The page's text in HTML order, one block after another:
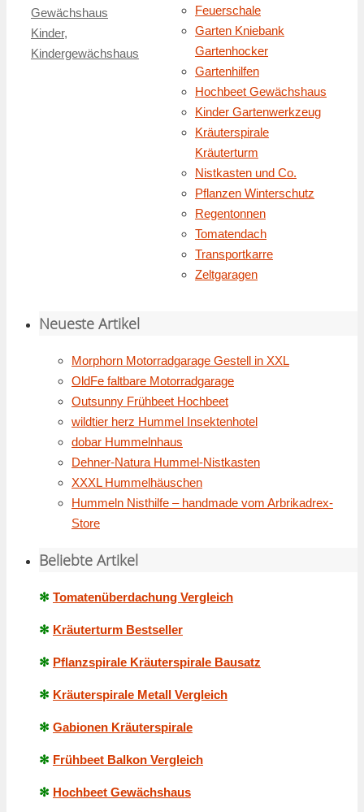
Gewächshaus
Kinder,
Kindergewächshaus
Feuerschale
Garten Kniebank
Gartenhocker
Gartenhilfen
Hochbeet Gewächshaus
Kinder Gartenwerkzeug
Kräuterspirale
Kräuterturm
Nistkasten und Co.
Pflanzen Winterschutz
Regentonnen
Tomatendach
Transportkarre
Zeltgaragen
Neueste Artikel
Morphorn Motorradgarage Gestell in XXL
OldFe faltbare Motorradgarage
Outsunny Frühbeet Hochbeet
wildtier herz Hummel Insektenhotel
dobar Hummelnhaus
Dehner-Natura Hummel-Nistkasten
XXXL Hummelhäuschen
Hummeln Nisthilfe – handmade vom Arbrikadrex-
Store
Beliebte Artikel
✻ Tomatenüberdachung Vergleich
✻ Kräuterturm Bestseller
✻ Pflanzspirale Kräuterspirale Bausatz
✻ Kräuterspirale Metall Vergleich
✻ Gabionen Kräuterspirale
✻ Frühbeet Balkon Vergleich
✻ Hochbeet Gewächshaus